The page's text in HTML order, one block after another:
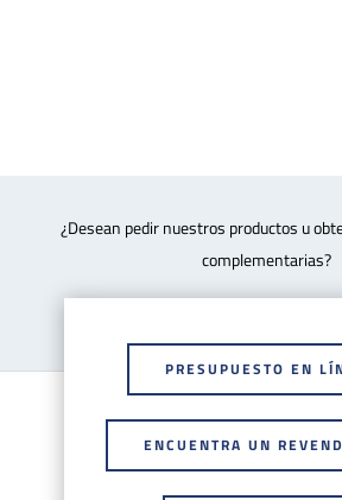
¿Desean pedir nuestros productos u
complementarias?
PRESUPUESTO EN
ENCUENTRA UN